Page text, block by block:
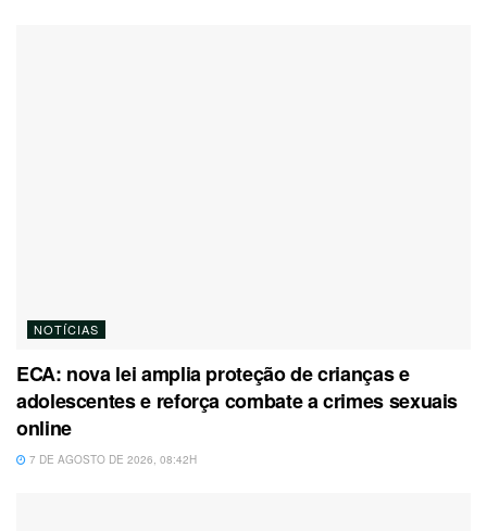
NOTÍCIAS
ECA: nova lei amplia proteção de crianças e
adolescentes e reforça combate a crimes sexuais
online
7 DE AGOSTO DE 2026, 08:42H